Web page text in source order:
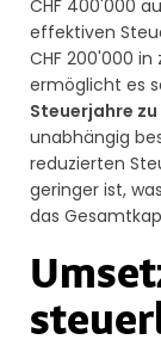
CHF 400'000
effektiven
CHF 200'000
ermöglicht es
Steuerjahre
unabhängig
reduzierten
geringer ist,
das